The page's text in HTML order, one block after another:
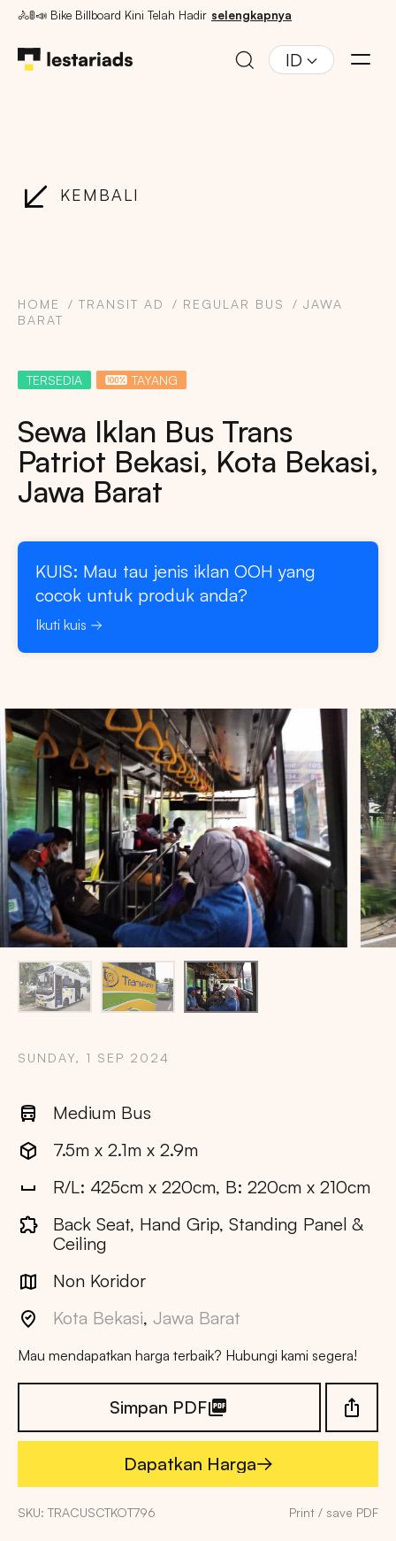
🚴🚦📣 Bike Billboard Kini Telah Hadir selengkapnya
ID
KEMBALI
HOME TRANSIT AD REGULAR BUS
JAWA
BARAT
TERSEDIA TAYANG
Sewa Iklan Bus Trans
Patriot Bekasi, Kota Bekasi,
Jawa Barat
KUIS: Mau tau jenis iklan OOH yang
cocok untuk produk anda?
Ikuti kuis
SUNDAY, 1 SEP 2024
Medium Bus
7.5m x 2.1m x 2.9m
R/L: 425cm x 220cm, B: 220cm x 210cm
Back Seat, Hand Grip, Standing Panel &
Ceiling
Non Koridor
Kota Bekasi, Jawa Barat
Mau mendapatkan harga terbaik? Hubungi kami segera!
Simpan PDF
Dapatkan Harga
Dapatkan Harga
SKU: TRACUSCTKOT796 Print / save PDF